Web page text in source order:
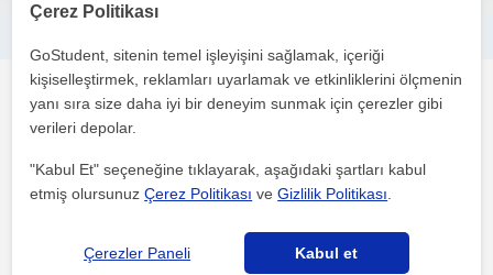
Tarih
Bucak İzmir
Merhabalar ben tarih alaninda yüksek lisans yapmis sosyal bilgiler
1. ders ücretsiz
Çerez Politikası
GoStudent, sitenin temel işleyişini sağlamak, içeriği
kişiselleştirmek, reklamları uyarlamak ve etkinliklerini ölçmenin
yanı sıra size daha iyi bir deneyim sunmak için çerezler gibi
verileri depolar.
"Kabul Et" seçeneğine tıklayarak, aşağıdaki şartları kabul
etmiş olursunuzÇerez Politikası veGizlilik Politikası
Çerezler Paneli Kabul et